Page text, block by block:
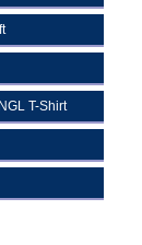
T-Shirt